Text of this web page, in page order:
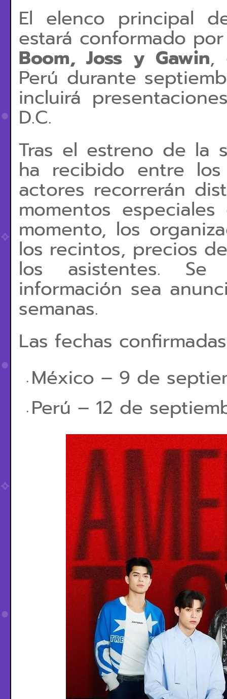
El elenco principal
estará conformado
Boom, Joss y Gawin,
Perú durante
incluirá
D.C.
Tras el estreno de la
ha recibido entre
actores recorrerán
momentos
momento, los
los recintos, precios
los asistentes.
información sea
semanas.
Las fechas
México – 9 de
Perú – 12 de